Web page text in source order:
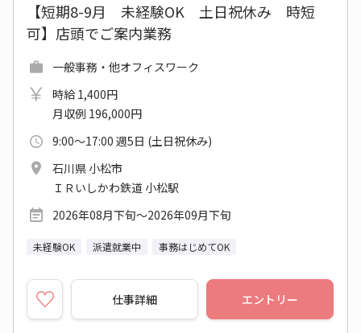
【短期8-9月 未経験OK 土日祝休み 時短
可】店頭でご案内業務
一般事務・他オフィスワーク
時給 1,400円
月収例 196,000円
9:00～17:00 週5日 (土日祝休み)
石川県 小松市
ＩＲいしかわ鉄道 小松駅
2026年08月下旬～2026年09月下旬
未経験OK 派遣就業中 事務はじめてOK
仕事詳細 エントリー